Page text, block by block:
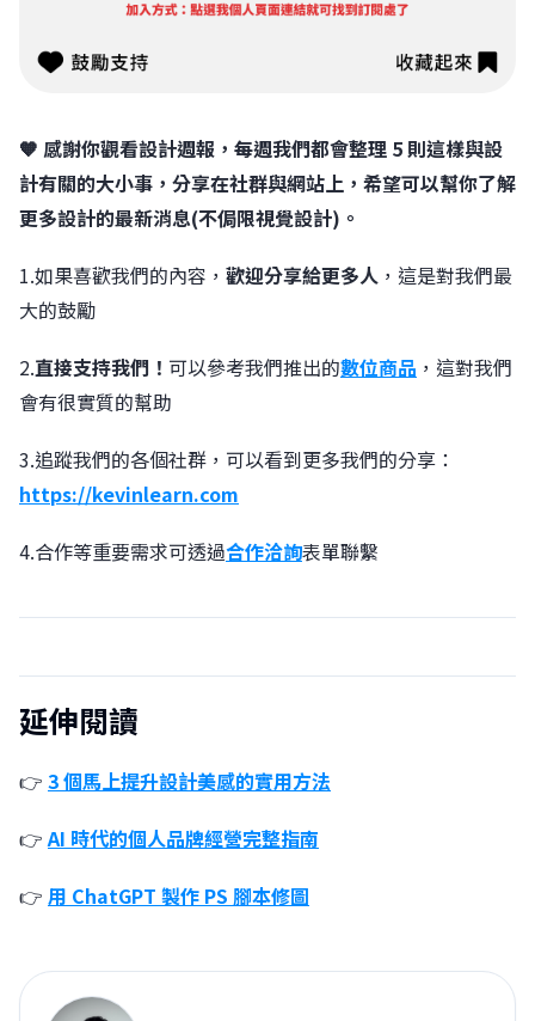
🧡 感謝你觀看設計週報，每週我們都會整理 5 則這樣與設
計有關的大小事，分享在社群與網站上，希望可以幫你了解
更多設計的最新消息(不侷限視覺設計)。
1.如果喜歡我們的內容， 歡迎分享給更多人 ，這是對我們最
大的鼓勵
2.直接支持我們！ 可以參考我們推出的數位商品 ，這對我們
會有很實質的幫助
3.追蹤我們的各個社群，可以看到更多我們的分享：
https://kevinlearn.com
4.合作等重要需求可透過合作洽詢表單聯繫
延伸閱讀
👉 3 個馬上提升設計美感的實用方法
👉AI 時代的個人品牌經營完整指南
👉 用 ChatGPT 製作 PS 腳本修圖